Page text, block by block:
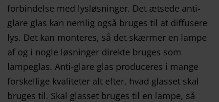
forbindelse med lysløsninger. Det ætsede anti-
glare glas kan nemlig også bruges til at diffusere
lys. Det kan monteres, så det skærmer en lampe
af og i nogle løsninger direkte bruges som
lampeglas. Anti-glare glas produceres i mange
forskellige kvaliteter alt efter, hvad glasset skal
bruges til. Skal glasset bruges til en lampe, så